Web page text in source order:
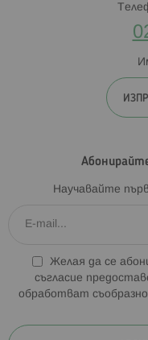
Научавайте
Желая да се
съгласие
обработват съобразно